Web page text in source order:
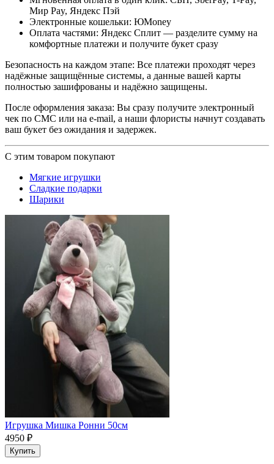
Мир Pay, Яндекс Пэй
Электронные кошельки: ЮMoney
Оплата частями: Яндекс Сплит — разделите сумму на
комфортные платежи и получите букет сразу
Безопасность на каждом этапе: Все платежи проходят через
надёжные защищённые системы, а данные вашей карты
полностью зашифрованы и надёжно защищены.
После оформления заказа: Вы сразу получите электронный
чек по СМС или на e-mail, а наши флористы начнут создавать
ваш букет без ожидания и задержек.
С этим товаром покупают
Мягкие игрушки
Сладкие подарки
Шарики
Игрушка Мишка Ронни 50см
4950 ₽
Купить